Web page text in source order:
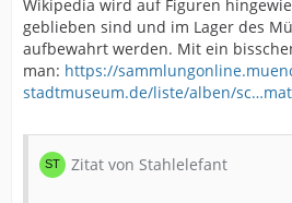
Wikipedia wird auf Figuren
geblieben sind und im Lager des
aufbewahrt werden. Mit ein
man: https://
stadtmuseum.de/liste/alben/
Zitat von Stahlelefant